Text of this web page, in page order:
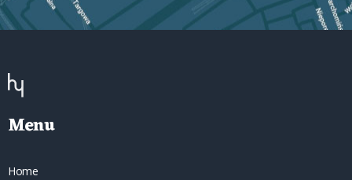
Menu
Home